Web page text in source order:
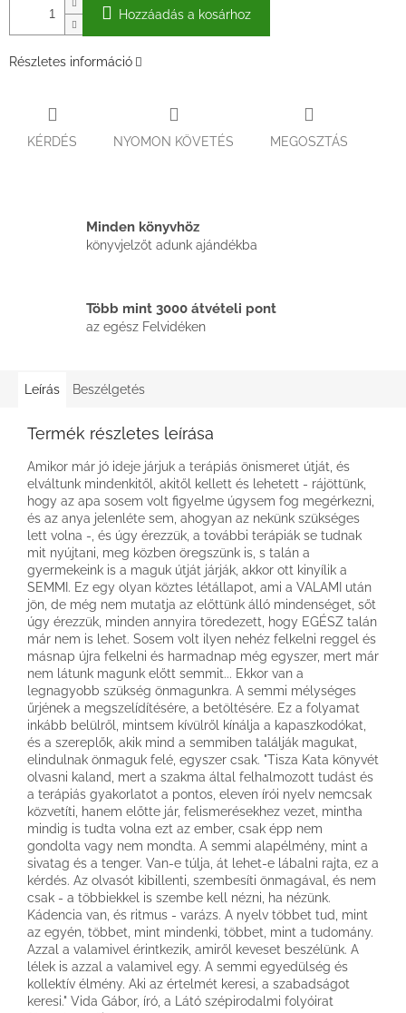
Hozzáadás a kosárhoz
Részletes információ
KÉRDÉS NYOMON KÖVETÉS MEGOSZTÁS
Minden könyvhöz
könyvjelzőt adunk ajándékba
Több mint 3000 átvételi pont
az egész Felvidéken
Leírás Beszélgetés
Termék részletes leírása
Amikor már jó ideje járjuk a terápiás önismeret útját, és
elváltunk mindenkitől, akitől kellett és lehetett - rájöttünk,
hogy az apa sosem volt figyelme úgysem fog megérkezni,
és az anya jelenléte sem, ahogyan az nekünk szükséges
lett volna -, és úgy érezzük, a további terápiák se tudnak
mit nyújtani, meg közben öregszünk is, s talán a
gyermekeink is a maguk útját járják, akkor ott kinyílik a
SEMMI. Ez egy olyan köztes létállapot, ami a VALAMI után
jön, de még nem mutatja az előttünk álló mindenséget, sőt
úgy érezzük, minden annyira töredezett, hogy EGÉSZ talán
már nem is lehet. Sosem volt ilyen nehéz felkelni reggel és
másnap újra felkelni és harmadnap még egyszer, mert már
nem látunk magunk előtt semmit... Ekkor van a
legnagyobb szükség önmagunkra. A semmi mélységes
űrjének a megszelídítésére, a betöltésére. Ez a folyamat
inkább belülről, mintsem kívülről kínálja a kapaszkodókat,
és a szereplők, akik mind a semmiben találják magukat,
elindulnak önmaguk felé, egyszer csak. "Tisza Kata könyvét
olvasni kaland, mert a szakma által felhalmozott tudást és
a terápiás gyakorlatot a pontos, eleven írói nyelv nemcsak
közvetíti, hanem előtte jár, felismerésekhez vezet, mintha
mindig is tudta volna ezt az ember, csak épp nem
gondolta vagy nem mondta. A semmi alapélmény, mint a
sivatag és a tenger. Van-e túlja, át lehet-e lábalni rajta, ez a
kérdés. Az olvasót kibillenti, szembesíti önmagával, és nem
csak - a többiekkel is szembe kell nézni, ha nézünk.
Kádencia van, és ritmus - varázs. A nyelv többet tud, mint
az egyén, többet, mint mindenki, többet, mint a tudomány.
Azzal a valamivel érintkezik, amiről keveset beszélünk. A
lélek is azzal a valamivel egy. A semmi egyedülség és
kollektív élmény. Aki az értelmét keresi, a szabadságot
keresi." Vida Gábor, író, a Látó szépirodalmi folyóirat